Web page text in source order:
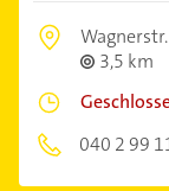
3,5 km
040 2 99